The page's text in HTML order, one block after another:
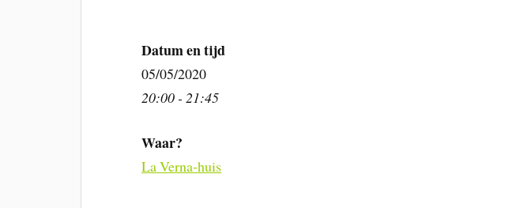
Datum en tijd
05/05/2020
20:00 - 21:45
Waar?
La Verna-huis